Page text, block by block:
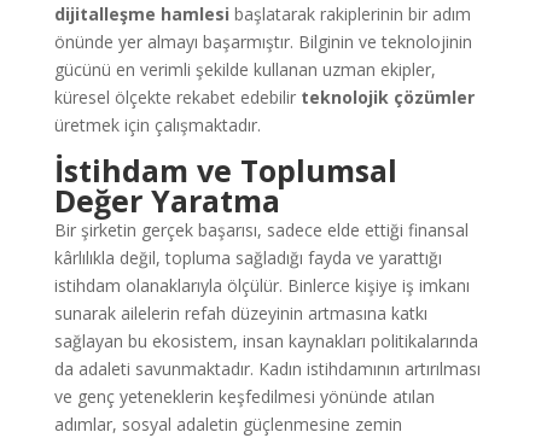
dijitalleşme hamlesi başlatarak rakiplerinin bir adım
önünde yer almayı başarmıştır. Bilginin ve teknolojinin
gücünü en verimli şekilde kullanan uzman ekipler,
küresel ölçekte rekabet edebilir teknolojik çözümler
üretmek için çalışmaktadır.
İstihdam ve Toplumsal
Değer Yaratma
Bir şirketin gerçek başarısı, sadece elde ettiği finansal
kârlılıkla değil, topluma sağladığı fayda ve yarattığı
istihdam olanaklarıyla ölçülür. Binlerce kişiye iş imkanı
sunarak ailelerin refah düzeyinin artmasına katkı
sağlayan bu ekosistem, insan kaynakları politikalarında
da adaleti savunmaktadır. Kadın istihdamının artırılması
ve genç yeteneklerin keşfedilmesi yönünde atılan
adımlar, sosyal adaletin güçlenmesine zemin